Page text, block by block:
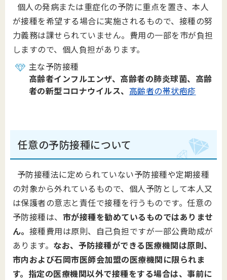
個人の発病または重症化の予防に重点を置き、本人
が接種を希望する場合に実施されるもので、接種の努
力義務は課せられていません。費用の一部を市が負担
しますので、個人負担があります。
主な予防接種
高齢者インフルエンザ、高齢者の肺炎球菌、高齢
者の新型コロナウイルス、 高齢者の帯状疱疹
任意の予防接種について
予防接種法に定められていない予防接種や定期接種
の対象から外れているもので、個人予防として本人又
は保護者の意志と責任で接種を行うものです。任意の
予防接種は、 市が接種を勧めているものではありませ
ん。 接種費用は原則、自己負担ですが一部公費助成が
あります。 なお、予防接種ができる医療機関は原則、
市内および石岡市医師会加盟の医療機関に限られま
す。指定の医療機関以外で接種をする場合は、事前に